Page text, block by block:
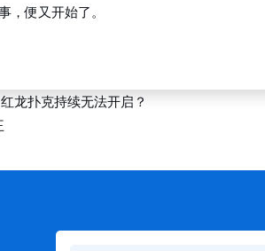
便又开始了。
扑克持续无法开启？